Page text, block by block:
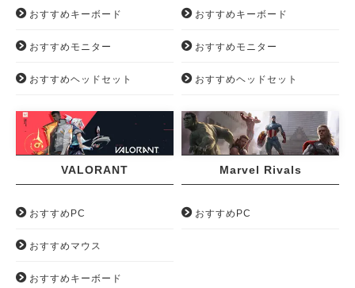
おすすめキーボード
おすすめモニター
おすすめヘッドセット
おすすめキーボード
おすすめモニター
おすすめヘッドセット
VALORANT
おすすめPC
おすすめマウス
おすすめキーボード
Marvel Rivals
おすすめPC